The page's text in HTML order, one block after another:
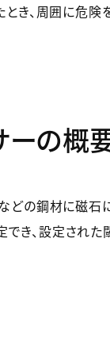
とき、周囲に危
ーの概
の鋼材に磁石
き、設定され